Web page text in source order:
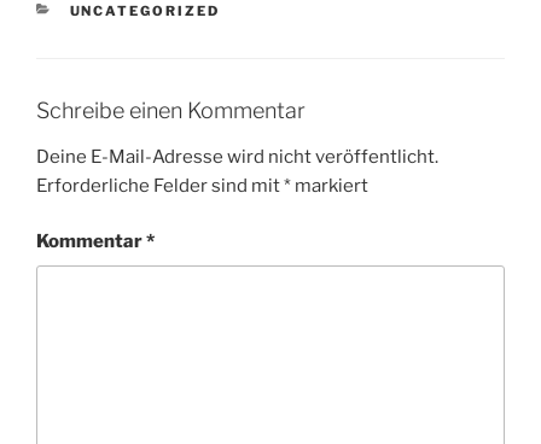
KATEGORIEN
UNCATEGORIZED
Schreibe einen Kommentar
Deine E-Mail-Adresse wird nicht veröffentlicht.
Erforderliche Felder sind mit* markiert
Kommentar*